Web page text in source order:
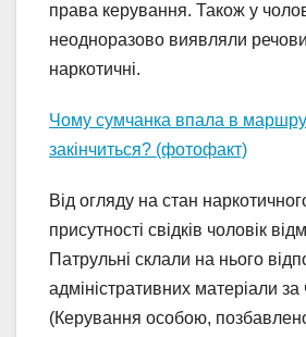
права керування. Також у
неодноразово виявляли
наркотичні.
Чому сумчанка впала в
закінчиться? (фотофакт)
Від огляду на стан
присутності свідків чоловік
Патрульні склали на нього
адміністративних матеріали за
(Керування особою,